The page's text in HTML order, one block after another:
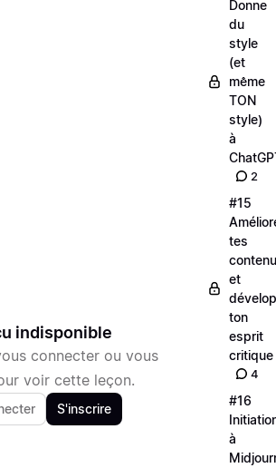
indisponible
connecter ou vous
voir cette leçon.
S'inscrire
Donne
du
style
(et
même
TON
style)
à
2
#15
tes
et
ton
esprit
critique
4
#16
à